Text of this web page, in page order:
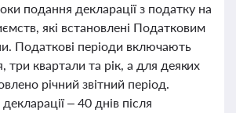
подання декларації з податку на
які встановлені Податковим
Податкові періоди включають
три квартали та рік, а для деяких
річний звітний період.
– 40 днів після